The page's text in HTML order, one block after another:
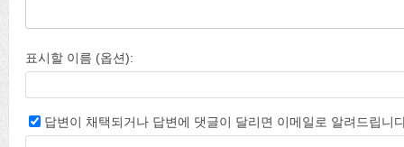
표시할 이름 (옵션):
답변이 채택되거나 답변에 댓글이 달리면 이메일로 알려드립니